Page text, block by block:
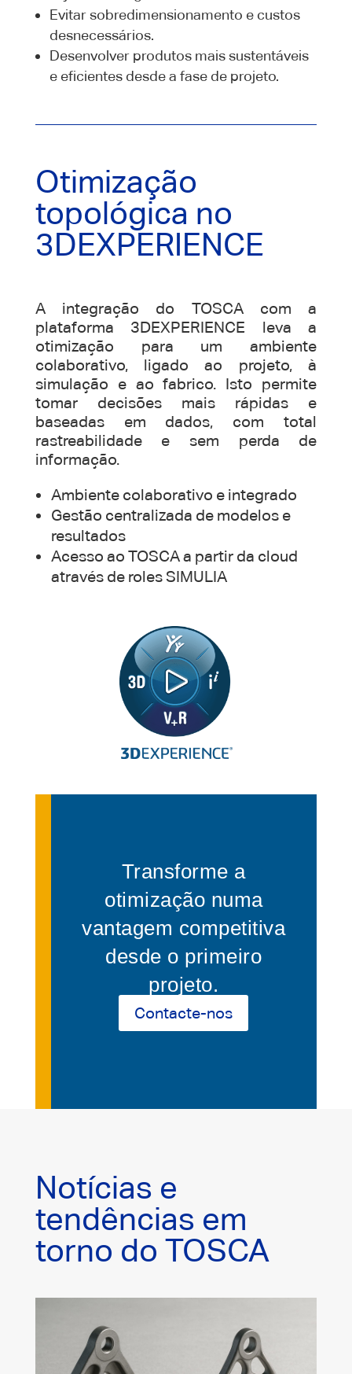
Evitar sobredimensionamento e custos
desnecessários.
Desenvolver produtos mais sustentáveis
e eficientes desde a fase de projeto.
Otimização
topológica no
3DEXPERIENCE
A integração do TOSCA com a
plataforma 3DEXPERIENCE leva a
otimização para um ambiente
colaborativo, ligado ao projeto, à
simulação e ao fabrico. Isto permite
tomar decisões mais rápidas e
baseadas em dados, com total
rastreabilidade e sem perda de
informação.
Ambiente colaborativo e integrado
Gestão centralizada de modelos e
resultados
Acesso ao TOSCA a partir da cloud
através de roles SIMULIA
Transforme a
otimização numa
vantagem competitiva
desde o primeiro
projeto.
Contacte-nos
Notícias e
tendências em
torno do TOSCA